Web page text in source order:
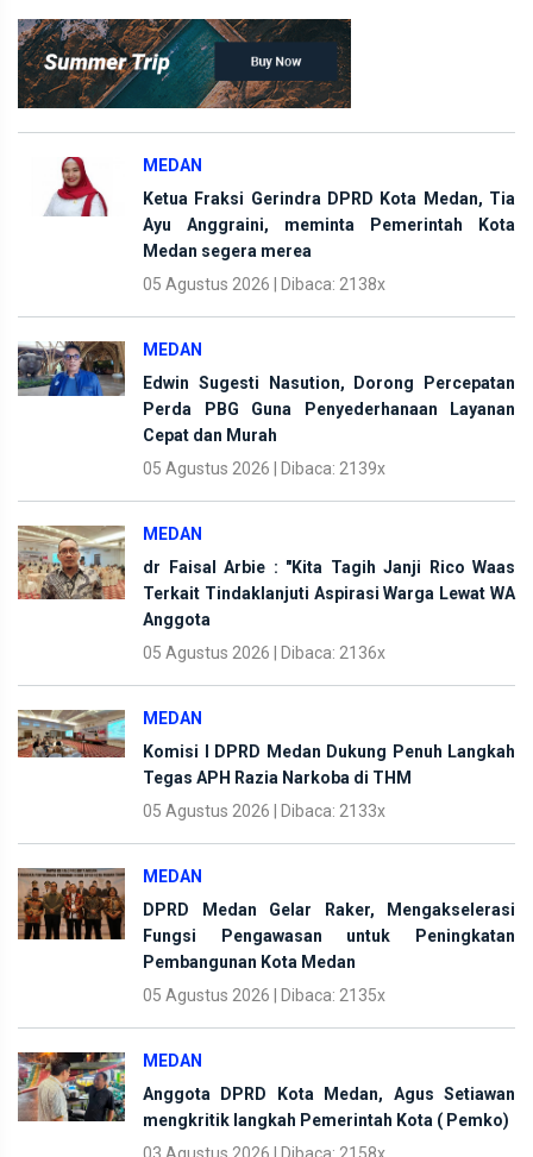
MEDAN
Ketua Fraksi Gerindra DPRD Kota Medan, Tia
Ayu Anggraini, meminta Pemerintah Kota
Medan segera merea
05 Agustus 2026 | Dibaca: 2138x
MEDAN
Edwin Sugesti Nasution, Dorong Percepatan
Perda PBG Guna Penyederhanaan Layanan
Cepat dan Murah
05 Agustus 2026 | Dibaca: 2139x
MEDAN
dr Faisal Arbie : "Kita Tagih Janji Rico Waas
Terkait Tindaklanjuti Aspirasi Warga Lewat WA
Anggota
05 Agustus 2026 | Dibaca: 2136x
MEDAN
Komisi I DPRD Medan Dukung Penuh Langkah
Tegas APH Razia Narkoba di THM
05 Agustus 2026 | Dibaca: 2133x
MEDAN
DPRD Medan Gelar Raker, Mengakselerasi
Fungsi Pengawasan untuk Peningkatan
Pembangunan Kota Medan
05 Agustus 2026 | Dibaca: 2135x
MEDAN
Anggota DPRD Kota Medan, Agus Setiawan
mengkritik langkah Pemerintah Kota ( Pemko)